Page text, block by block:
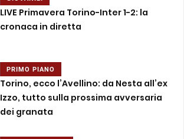
LIVE Primavera Torino-Inter 1-2: la
cronaca in diretta
PRIMO PIANO
Torino, ecco l’Avellino: da Nesta all’ex
Izzo, tutto sulla prossima avversaria
dei granata